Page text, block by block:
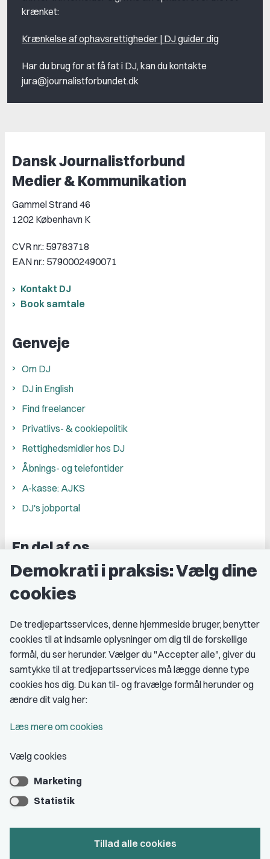
krænket:
Krænkelse af ophavsrettigheder | DJ guider dig
Har du brug for at få fat i DJ, kan du kontakte
jura@journalistforbundet.dk
Dansk Journalistforbund
Medier & Kommunikation
Gammel Strand 46
1202 København K
CVR nr.: 59783718
EAN nr.: 5790002490071
Kontakt DJ
Book samtale
Genveje
Om DJ
DJ in English
Find freelancer
Privatlivs- & cookiepolitik
Rettighedsmidler hos DJ
Åbnings- og telefontider
A-kasse: AJKS
DJ's jobportal
En del af os
Grupper og kredse
Studenterorganisationer
Medlemskab
Fordele som medlem
Kontingent
Bliv medlem
Demokrati i praksis: Vælg dine
cookies
De tredjepartsservices, denne hjemmeside bruger, benytter
cookies til at indsamle oplysninger om dig til de forskellige
formål, du ser herunder. Vælger du "Accepter alle", giver du
samtykke til at tredjepartsservices må lægge denne type
cookies hos dig. Du kan til- og fravælge formål herunder og
ændre dit valg her:
Læs mere om cookies
Vælg cookies
Marketing
Statistik
Tillad alle cookies